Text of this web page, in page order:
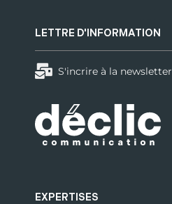
LETTRE D'INFORMATION
S'incrire à la newsletter
EXPERTISES